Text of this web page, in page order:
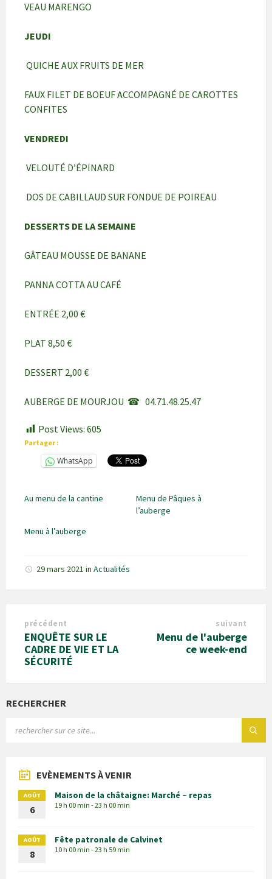
VEAU MARENGO
JEUDI
QUICHE AUX FRUITS DE MER
FAUX FILET DE BOEUF ACCOMPAGNÉ DE CAROTTES
CONFITES
VENDREDI
VELOUTÉ D’ÉPINARD
DOS DE CABILLAUD SUR FONDUE DE POIREAU
DESSERTS DE LA SEMAINE
GÂTEAU MOUSSE DE BANANE
PANNA COTTA AU CAFÉ
ENTRÉE 2,00 €
PLAT 8,50 €
DESSERT 2,00 €
AUBERGE DE MOURJOU ☎ 04.71.48.25.47
Post Views: 605
Partager :
WhatsApp
Au menu de la cantine
Menu de Pâques à
l’auberge
Menu à l’auberge
29 mars 2021 in Actualités
précédent
ENQUÊTE SUR LE
CADRE DE VIE ET LA
SÉCURITÉ
suivant
Menu de l'auberge
ce week-end
RECHERCHER
EVÈNEMENTS À VENIR
AOÛT
6
Maison de la châtaigne: Marché – repas
19 h 00 min - 23 h 00 min
AOÛT
8
Fête patronale de Calvinet
10 h 00 min - 23 h 59 min